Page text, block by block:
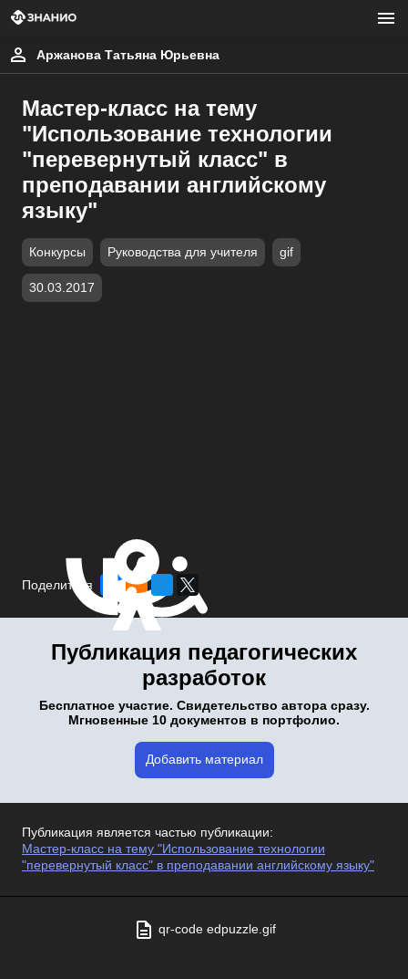
Аржанова Татьяна Юрьевна
Мастер-класс на тему
"Использование технологии
"перевернутый класс" в
преподавании английскому
языку"
Конкурсы Руководства для учителя gif
30.03.2017
Поделиться
Публикация педагогических
разработок
Бесплатное участие. Свидетельство автора сразу.
Мгновенные 10 документов в портфолио.
Добавить материал
Публикация является частью публикации:
Мастер-класс на тему "Использование технологии
"перевернутый класс" в преподавании английскому языку"
qr-code edpuzzle.gif